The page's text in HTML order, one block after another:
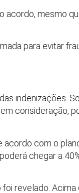
acordo, mesmo
para evitar
indenizações.
consideração,
com o
chegar a
revelado.